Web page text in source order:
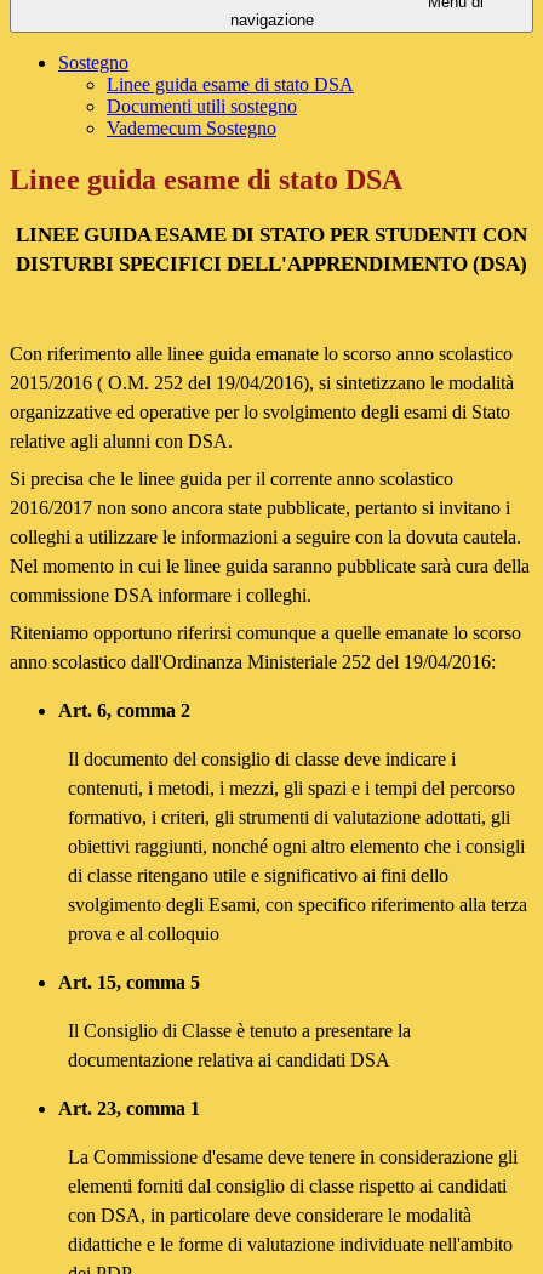
navigazione
Sostegno
Linee guida esame di stato DSA
Documenti utili sostegno
Vademecum Sostegno
Linee guida esame di stato DSA
LINEE GUIDA ESAME DI STATO PER STUDENTI CON
DISTURBI SPECIFICI DELL'APPRENDIMENTO (DSA)
Con riferimento alle linee guida emanate lo scorso anno scolastico
2015/2016 ( O.M. 252 del 19/04/2016), si sintetizzano le modalità
organizzative ed operative per lo svolgimento degli esami di Stato
relative agli alunni con DSA.
Si precisa che le linee guida per il corrente anno scolastico
2016/2017 non sono ancora state pubblicate, pertanto si invitano i
colleghi a utilizzare le informazioni a seguire con la dovuta cautela.
Nel momento in cui le linee guida saranno pubblicate sarà cura della
commissione DSA informare i colleghi.
Riteniamo opportuno riferirsi comunque a quelle emanate lo scorso
anno scolastico dall'Ordinanza Ministeriale 252 del 19/04/2016:
Art. 6, comma 2
Il documento del consiglio di classe deve indicare i
contenuti, i metodi, i mezzi, gli spazi e i tempi del percorso
formativo, i criteri, gli strumenti di valutazione adottati, gli
obiettivi raggiunti, nonché ogni altro elemento che i consigli
di classe ritengano utile e significativo ai fini dello
svolgimento degli Esami, con specifico riferimento alla terza
prova e al colloquio
Art. 15, comma 5
Il Consiglio di Classe è tenuto a presentare la
documentazione relativa ai candidati DSA
Art. 23, comma 1
La Commissione d'esame deve tenere in considerazione gli
elementi forniti dal consiglio di classe rispetto ai candidati
con DSA, in particolare deve considerare le modalità
didattiche e le forme di valutazione individuate nell'ambito